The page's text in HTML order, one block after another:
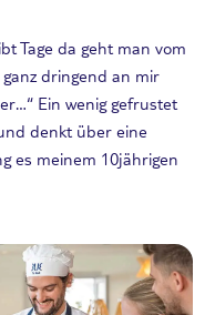
Tage da geht man vom
dringend an mir
Ein wenig gefrustet
denkt über eine
es meinem 10jährigen